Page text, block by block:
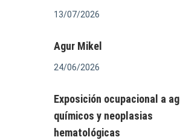
13/07/2026
Agur Mikel
24/06/2026
Exposición ocupacional a
químicos y neoplasias
hematológicas